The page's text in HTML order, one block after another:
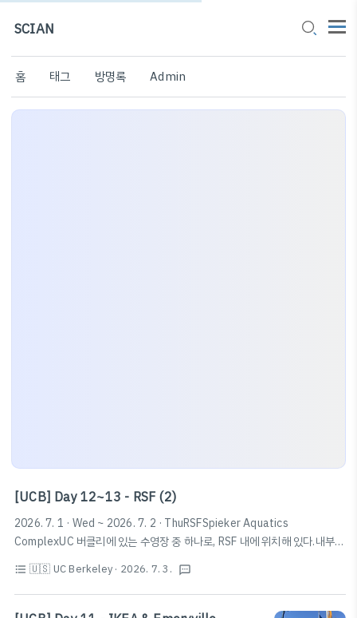
SCIAN
홈 태그 방명록 Admin
[UCB] Day 12~13 - RSF (2)
2026. 7. 1 · Wed ~ 2026. 7. 2 · ThuRSFSpieker Aquatics
ComplexUC 버클리에 있는 수영장 중 하나로, RSF 내에 위치해 있다.내부
락커는 따로 결제해서 사용하거나 데이락커를 사용할 수 있다. 이 중 데이락커
는 개인이 직접 자물쇠를 가져와서 사용하는 방식과 비밀번호를 입력하는 방
식으로 나뉘는데, 모두 선착순이니 발빠르게 움직이자.참고로, 깊이는 7 ~
format_list_bulleted 🇺🇸 UC Berkeley · 2026. 7. 3. textsms